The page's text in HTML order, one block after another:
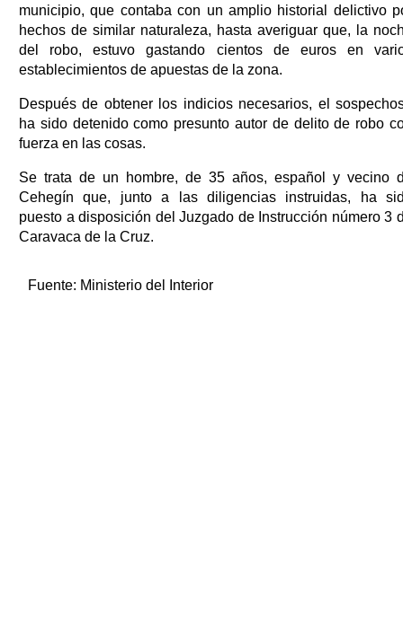
municipio, que contaba con un amplio historial delictivo
hechos de similar naturaleza, hasta averiguar que, la
del robo, estuvo gastando cientos de euros en
establecimientos de apuestas de la zona.
Después de obtener los indicios necesarios, el
ha sido detenido como presunto autor de delito de robo
fuerza en las cosas.
Se trata de un hombre, de 35 años, español y vecino
Cehegín que, junto a las diligencias instruidas, ha
puesto a disposición del Juzgado de Instrucción número 3
Caravaca de la Cruz.
Fuente: Ministerio del Interior